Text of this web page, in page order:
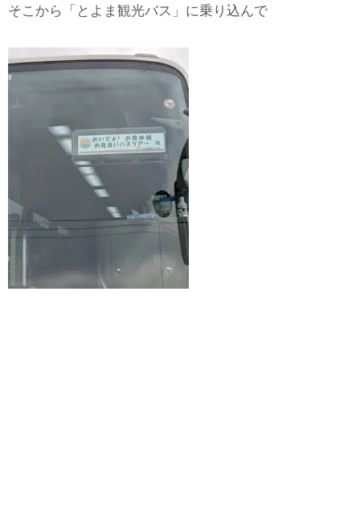
そこから「とよま観光バス」に乗り込んで